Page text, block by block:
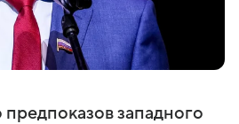
предпоказов западного